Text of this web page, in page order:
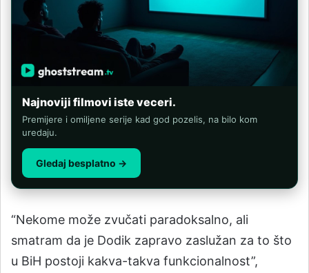
Najnoviji filmovi iste veceri.
Premijere i omiljene serije kad god pozelis, na bilo kom
uredaju.
Gledaj besplatno →
“Nekome može zvučati paradoksalno, ali
smatram da je Dodik zapravo zaslužan za to što
u BiH postoji kakva-takva funkcionalnost”,